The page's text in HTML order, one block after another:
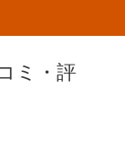
ミ・評